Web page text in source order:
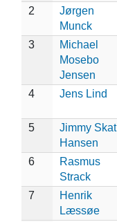
2
Jørgen
Munck
3
Michael
Mosebo
Jensen
4 Jens Lind
5
Jimmy Skat
Hansen
6
Rasmus
Strack
7
Henrik
Læssøe